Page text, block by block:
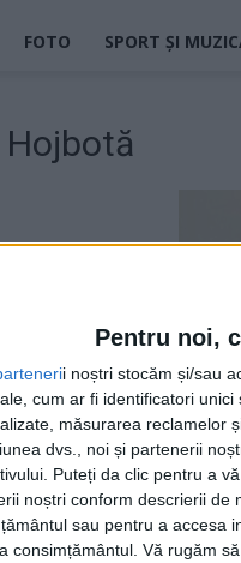
Pentru noi,
i noștri stocăm și/sau
cum ar fi identificatori
măsurarea reclamelor
dvs., noi și partenerii
Puteți da clic pentru a
noștri conform descrierii de
sau pentru a accesa
consimțământul. Vă rugăm
FOTO SPORT ȘI
Hojbotă
Jupanu -